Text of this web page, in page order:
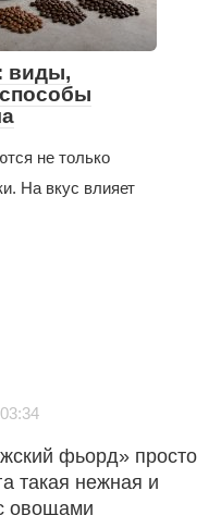
виды,
не только
На вкус влияет
фьорд» просто
такая нежная и
овощами